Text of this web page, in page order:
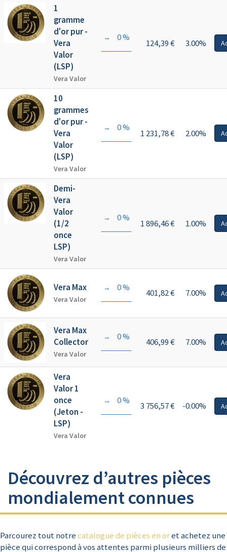
1
gramme
d'or pur -
Vera
Valor
(LSP)
Vera Valor
→ 0 %
124,39 € 3.00%
10
grammes
d'or pur -
Vera
Valor
(LSP)
Vera Valor
→ 0 %
1 231,78 € 2.00%
Demi-
Vera
Valor
(1/2
once
LSP)
Vera Valor
→ 0 %
1 896,46 € 1.00%
Vera Max
Vera Valor
→ 0 % 401,82 € 7.00%
Vera Max
Collector
Vera Valor
→ 0 % 406,99 € 7.00%
Vera
Valor 1
once
(Jeton -
LSP)
Vera Valor
→ 0 % 3 756,57 € -0.00%
Découvrez d’autres pièces
mondialement connues
Parcourez tout notrecatalogue de pièces en oret achetez une
pièce qui correspond à vos attentes parmi plusieurs milliers de